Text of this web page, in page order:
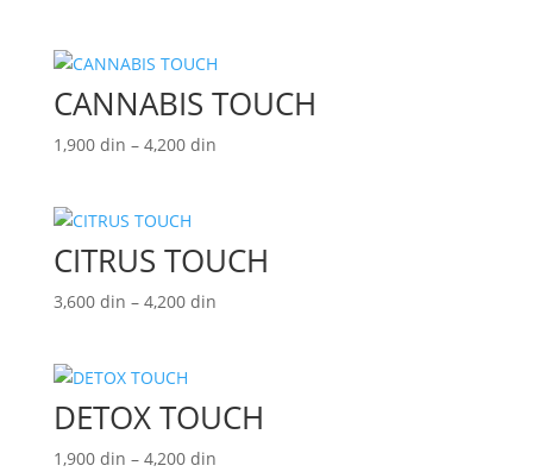
2,100 din
do
4,200 din
CANNABIS TOUCH
1,900 din – 4,200 dinRaspon
do
4,200 din
CITRUS TOUCH
3,600 din – 4,200 dinRaspon
do
4,200 din
DETOX TOUCH
1,900 din – 4,200 dinRaspon